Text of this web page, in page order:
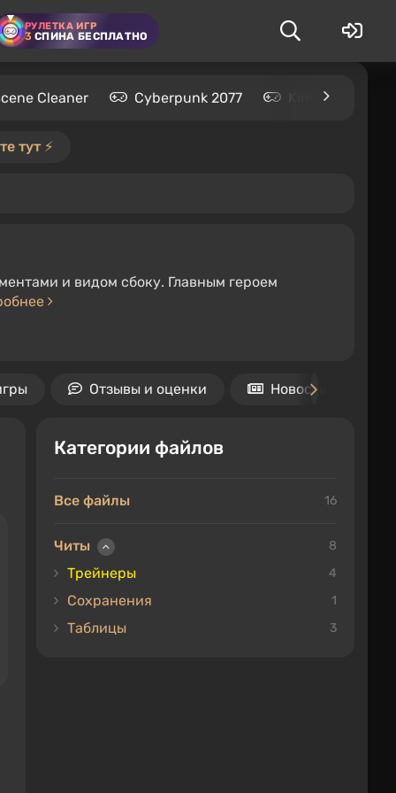
РУЛЕТКА ИГР
3 СПИНА БЕСПЛАТНО
Cleaner Cyberpunk 2077 Kingdom
тут ⚡️
и видом сбоку. Главным героем
Отзывы и оценки Новости
Категории файлов
Все файлы 16
Читы 8
Трейнеры 4
Сохранения 1
Таблицы 3